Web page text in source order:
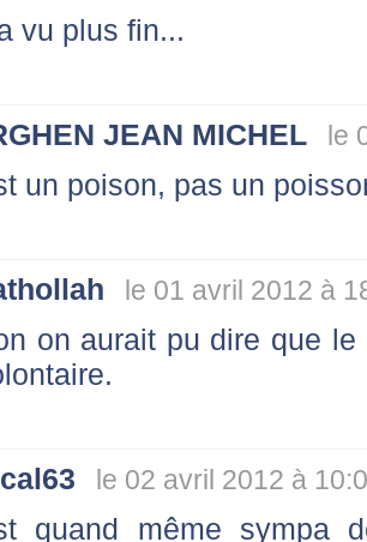
vu plus fin...
JEAN MICHEL le
un poison, pas un
le 01 avril 2012 à
on aurait pu dire que
le 02 avril 2012 à
quand même sympa